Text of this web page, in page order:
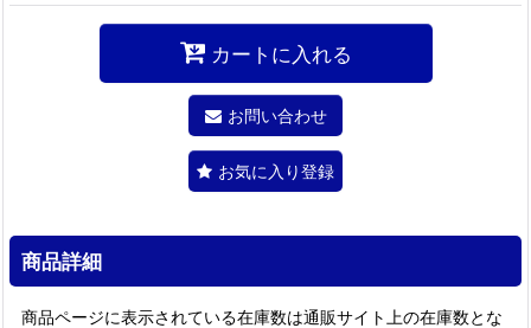
カートに入れる
お問い合わせ
お気に入り登録
商品詳細
商品ページに表示されている在庫数は通販サイト上の在庫数とな